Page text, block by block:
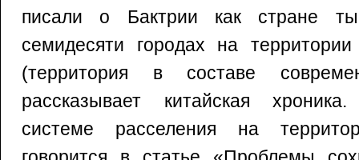
писали о Бактрии как стране
семидесяти городах на
(территория в составе
рассказывает китайская
системе расселения на